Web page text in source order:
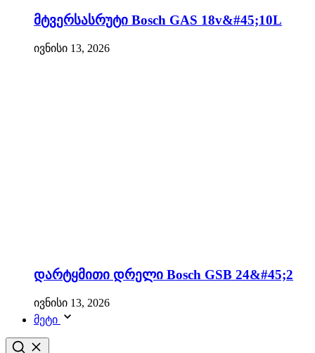
მტვერსასრუტი Bosch GAS 18v&#45;10L
ივნისი 13, 2026
დარტყმითი დრელი Bosch GSB 24&#45;2
ივნისი 13, 2026
მეტი